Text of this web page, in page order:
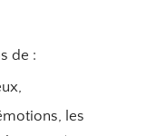
de :
les